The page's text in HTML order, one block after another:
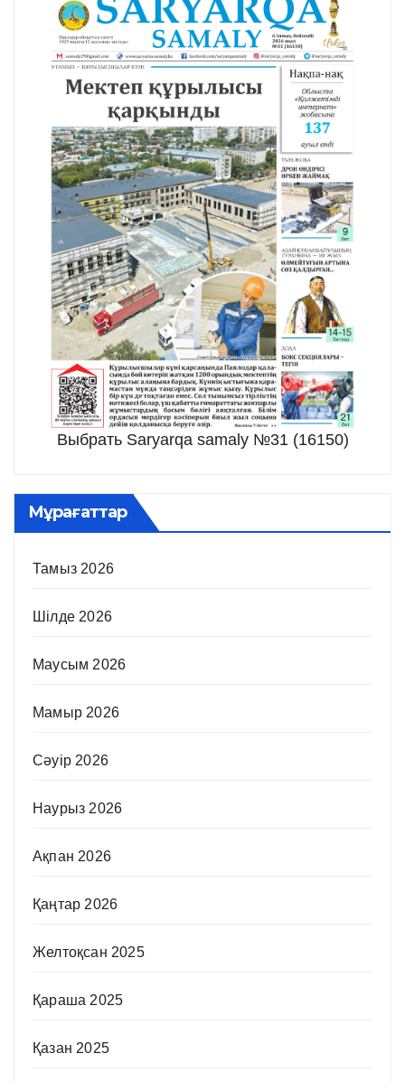
Выбрать Saryarqa samaly №31 (16150)
Мұрағаттар
Тамыз 2026
Шілде 2026
Маусым 2026
Мамыр 2026
Сәуір 2026
Наурыз 2026
Ақпан 2026
Қаңтар 2026
Желтоқсан 2025
Қараша 2025
Қазан 2025